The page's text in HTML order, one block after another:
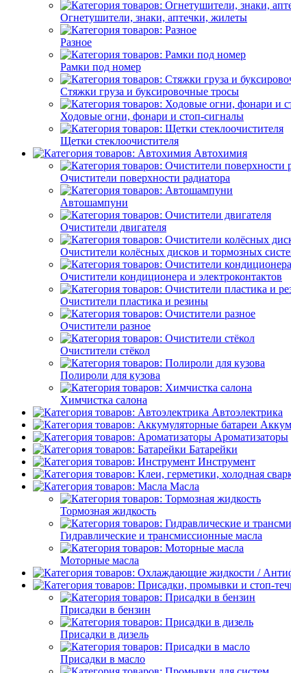
Огнетушители, знаки, аптечки, жилеты
Разное
Рамки под номер
Стяжки груза и буксировочные тросы
Ходовые огни, фонари и стоп-сигналы
Щетки стеклоочистителя
Автохимия
Очистители поверхности радиатора
Автошампуни
Очистители двигателя
Очистители колёсных дисков и тормозных
Очистители кондиционера и электроконтактов
Очистители пластика и резины
Очистители разное
Очистители стёкол
Полироли для кузова
Химчистка салона
Автоэлектрика
Ароматизаторы
Батарейки
Инструмент
Масла
Тормозная жидкость
Гидравлические и трансмиссионные масла
Моторные масла
Присадки в бензин
Присадки в дизель
Присадки в масло